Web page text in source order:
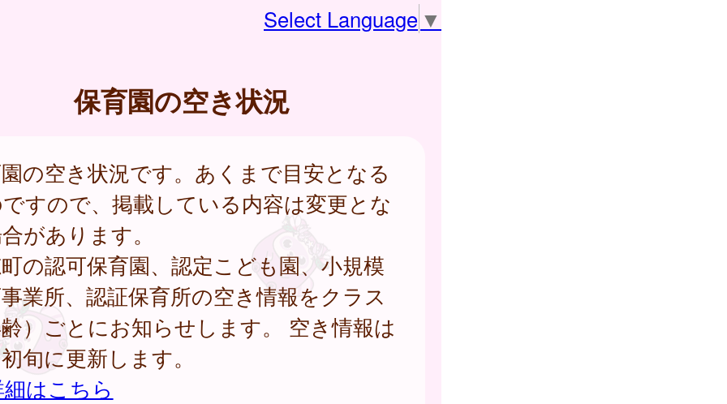
Select Language ▼
保育園の空き状況
の空き状況です。あくまで目安となる
すので、掲載している内容は変更とな
があります。
の認可保育園、認定こども園、小規模
業所、認証保育所の空き情報をクラス
）ごとにお知らせします。 空き情報は
旬に更新します。
はこちら